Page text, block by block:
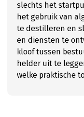
slechts het
het gebruik van
te destilleren en
en diensten te
kloof tussen
helder uit te
welke praktische